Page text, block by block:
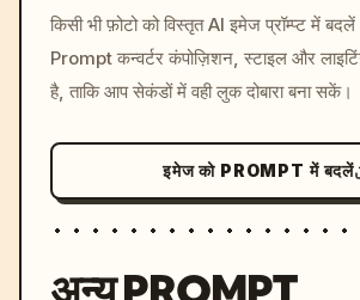
c,
colors,
किसी भी फ़ोटो को विस्तृत AI इमेज प्रॉम्प्ट में
Prompt कन्वर्टर कंपोज़िशन, स्टाइल और
है, ताकि आप सेकंडों में वही लुक दोबारा बना सकें।
इमेज को PROMPT में बदलें